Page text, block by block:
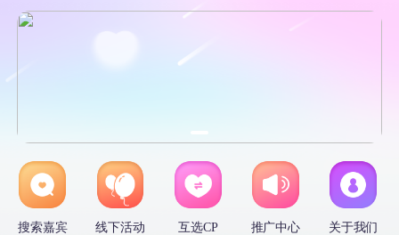
搜索嘉宾 线下活动 互选CP 推广中心 关于我们